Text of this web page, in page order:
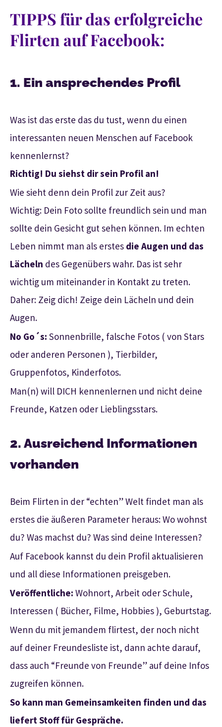
TIPPS für das erfolgreiche
Flirten auf Facebook:
1. Ein ansprechendes Profil
Was ist das erste das du tust, wenn du einen
interessanten neuen Menschen auf Facebook
kennenlernst?
Richtig! Du siehst dir sein Profil an!
Wie sieht denn dein Profil zur Zeit aus?
Wichtig: Dein Foto sollte freundlich sein und man
sollte dein Gesicht gut sehen können. Im echten
Leben nimmt man als erstes die Augen und das
Lächeln des Gegenübers wahr. Das ist sehr
wichtig um miteinander in Kontakt zu treten.
Daher: Zeig dich! Zeige dein Lächeln und dein
Augen.
No Go´s: Sonnenbrille, falsche Fotos ( von Stars
oder anderen Personen ), Tierbilder,
Gruppenfotos, Kinderfotos.
Man(n) will DICH kennenlernen und nicht deine
Freunde, Katzen oder Lieblingsstars.
2. Ausreichend Informationen
vorhanden
Beim Flirten in der “echten” Welt findet man als
erstes die äußeren Parameter heraus: Wo wohnst
du? Was machst du? Was sind deine Interessen?
Auf Facebook kannst du dein Profil aktualisieren
und all diese Informationen preisgeben.
Veröffentliche: Wohnort, Arbeit oder Schule,
Interessen ( Bücher, Filme, Hobbies ), Geburtstag.
Wenn du mit jemandem flirtest, der noch nicht
auf deiner Freundesliste ist, dann achte darauf,
dass auch “Freunde von Freunde” auf deine Infos
zugreifen können.
So kann man Gemeinsamkeiten finden und das
liefert Stoff für Gespräche.